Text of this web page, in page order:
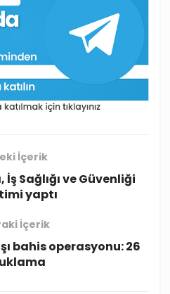
İçerik
İş Sağlığı ve Güvenliği
yaptı
İçerik
bahis operasyonu: 26